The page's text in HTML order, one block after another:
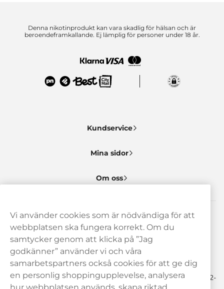
Denna nikotinprodukt kan vara skadlig för hälsan och är
beroendeframkallande. Ej lämplig för personer under 18 år.
Behöver du hjälp? Kontakta oss gärna!
hej@haypp.com
08 517 910 97
Mån-Tor 8.00-17.00 | Fre 9.00-17.00 | (Lunchstängt må-fre 12-
13)
Kundservice
Mina sidor
Om oss
Vi använder cookies som är nödvändiga för att
webbplatsen ska fungera korrekt. Om du
samtycker genom att klicka på ”Jag
godkänner” använder vi och våra
samarbetspartners också cookies för att ge dig
en personlig shoppingupplevelse, analysera